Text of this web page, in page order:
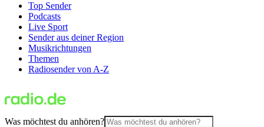
Top Sender
Podcasts
Live Sport
Sender aus deiner Region
Musikrichtungen
Themen
Radiosender von A-Z
Was möchtest du anhören?